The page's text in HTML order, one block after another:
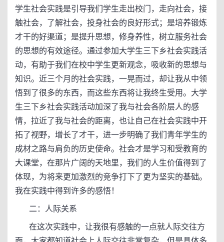
学生社会实践是引导我们学生走出校门，走向社会，接
触社会，了解社会，投身社会的良好形式；是培养锻炼
才干的好渠道；是提升思想，修身养性，树立服务社会
的思想的有效途径。通过参加大学生三下乡社会实践活
动，有助于我们在校中学生更新观念，吸收新的思想与
知识。近三个月的社会实践，一晃而过，却让我从中领
悟到了很多的东西，而这些东西将让我终生受用。大学
生三下乡社会实践活动加深了我与社会各阶层人的感
情，拉近了我与社会的距离，也让自己在社会实践中开
拓了视野，增长了才干，进一步明确了我们青年学生的
成材之路与肩负的历史使命。社会才是学习和受教育的
大课堂，在那片广阔的天地里，我们的人生价值得到了
体现，为将来更加激烈的竞争打下了更为坚实的基础。
我在实践中得到许多的感悟！
二：人际关系
在这次实践中，让我很有感触的一点就人际交往方